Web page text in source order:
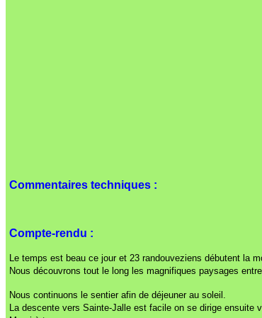
Commentaires techniques :
Compte-rendu :
Le temps est beau ce jour et 23 randouveziens débutent la
Nous découvrons tout le long les magnifiques paysages
Nous continuons le sentier afin de déjeuner au soleil.
La descente vers Sainte-Jalle est facile on se dirige ensuite